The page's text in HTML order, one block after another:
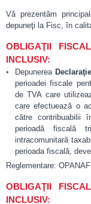
Vă prezentăm
depuneţi la Fisc, în
OBLIGAŢII
INCLUSIV:
Depunerea
perioadei fiscale
de TVA care
care efectuează o
către contribuabilii
perioadă fiscală
intracomunitară
perioada fiscală,
Reglementare:
OBLIGAŢII
INCLUSIV: